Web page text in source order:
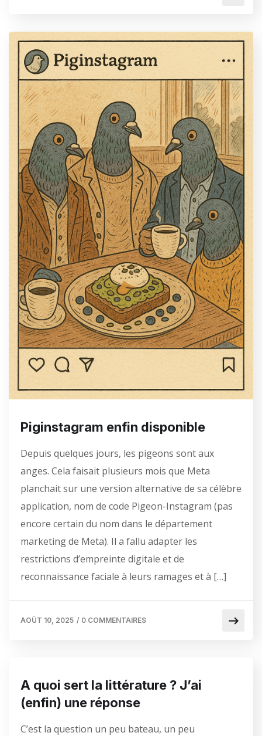
Piginstagram enfin disponible
Depuis quelques jours, les pigeons sont aux
anges. Cela faisait plusieurs mois que Meta
planchait sur une version alternative de sa célèbre
application, nom de code Pigeon-Instagram (pas
encore certain du nom dans le département
marketing de Meta). Il a fallu adapter les
restrictions d’empreinte digitale et de
reconnaissance faciale à leurs ramages et à […]
AOÛT 10, 2025 / 0 COMMENTAIRES
A quoi sert la littérature ? J’ai
(enfin) une réponse
C’est la question un peu bateau, un peu